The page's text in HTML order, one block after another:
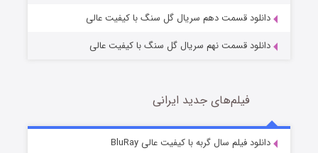
قسمت7 (زیرنویس) منتشر شد
دانلود قسمت دهم سریال گل سنگ با کیفیت عالی
دانلود قسمت نهم سریال گل سنگ با کیفیت عالی
فیلم‌های جدید ایرانی
دانلود فیلم سال گربه با کیفیت عالی BluRay